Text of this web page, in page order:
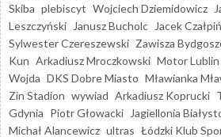
Skiba plebiscyt Wojciech Dziemidowicz
Leszczyński
Janusz Bucholc Jacek
Sylwester Czereszewski Zawisza
Kun Arkadiusz Mroczkowski Motor Lublin
Wojda DKS Dobre Miasto Mławianka
Zin Stadion wywiad Arkadiusz Koprucki
Gdynia Piotr Głowacki Jagiellonia
Michał Alancewicz ultras Łódzki Klub